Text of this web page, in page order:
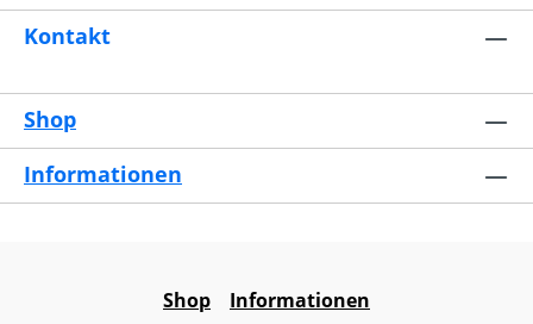
Kontakt
Shop
Informationen
Shop Informationen